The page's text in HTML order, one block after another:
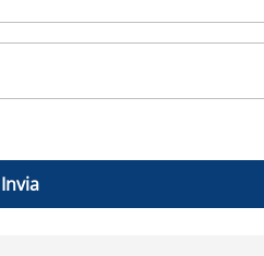
Invia